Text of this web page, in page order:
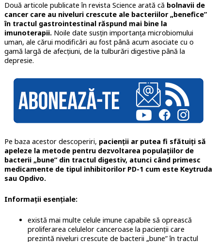
Două articole publicate în revista Science arată că bolnavii de
cancer care au niveluri crescute ale bacteriilor „benefice”
în tractul gastrointestinal răspund mai bine la
imunoterapii.Noile date susțin importanța microbiomului
uman, ale cărui modificări au fost până acum asociate cu o
gamă largă de afecțiuni, de la tulburări digestive până la
depresie.
Pe baza acestor descoperiri, pacienții ar putea fi sfătuiți să
apeleze la metode pentru dezvoltarea populațiilor de
bacterii „bune” din tractul digestiv, atunci când primesc
medicamente de tipul inhibitorilor PD-1 cum este Keytruda
sau Opdivo.
Informații esențiale:
există mai multe celule imune capabile să oprească
proliferarea celulelor canceroase la pacienții care
prezintă niveluri crescute de bacterii „bune” în tractul